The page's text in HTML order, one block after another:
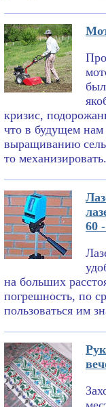
кризис,
что в будущем нам
выращиванию
то механизировать.
60
на больших
погрешность, по
пользоваться им